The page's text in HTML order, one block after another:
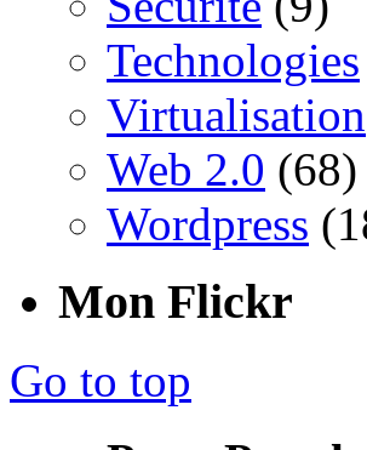
Technologies
Virtualisation
Web 2.0 (68)
Wordpress
Mon Flickr
Go to top